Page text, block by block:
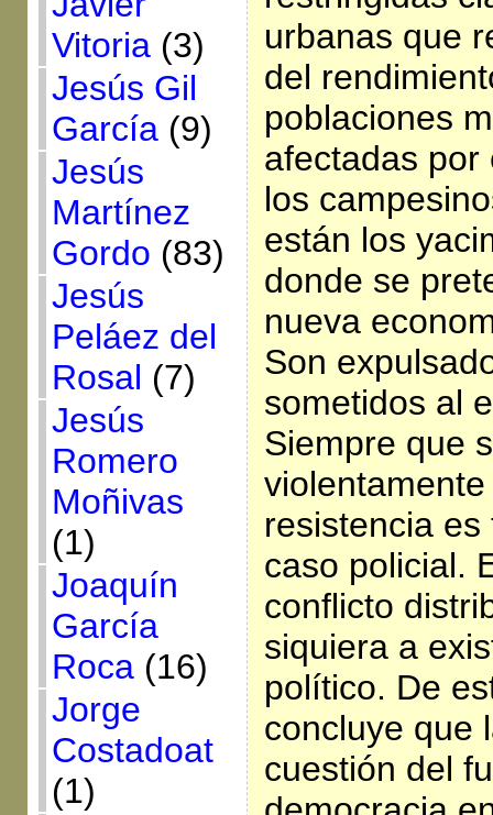
Vitoria(3)
Jesús Gil
García(9)
Jesús
Martínez
Gordo (83)
Jesús
Peláez del
Rosal (7)
Jesús
Romero
Moñivas
(1)
Joaquín
García
Roca(16)
Jorge
Costadoat
(1)
urbanas que
del
poblaciones
afectadas por
los
están los
donde se
nueva
Son
sometidos al
Siempre que
resistencia
caso policial.
conflicto
siquiera a
político. De
concluye que
cuestión del